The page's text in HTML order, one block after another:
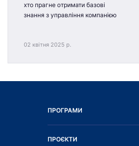
хто прагне отримати базові
знання з управління компанією
02 квітня 2025 р.
ПРОГРАМИ
ПРОЄКТИ